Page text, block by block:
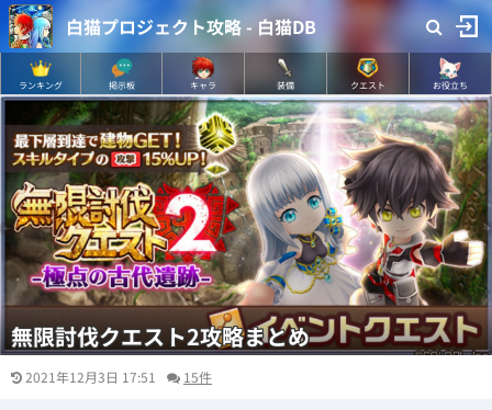
白猫プロジェクト攻略 - 白猫DB
ランキング 掲示板 キャラ 装備 クエスト お役立ち
無限討伐クエスト2攻略まとめ
2021年12月3日 17:51 15件